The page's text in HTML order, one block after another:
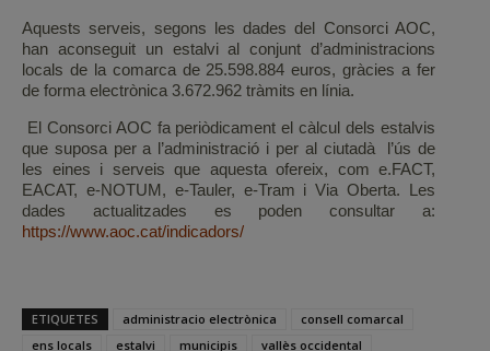
Aquests serveis, segons les dades del Consorci AOC,
han aconseguit un estalvi al conjunt d’administracions
locals de la comarca de 25.598.884 euros, gràcies a fer
de forma electrònica 3.672.962 tràmits en línia.
El Consorci AOC fa periòdicament el càlcul dels estalvis
que suposa per a l’administració i per al ciutadà l’ús de
les eines i serveis que aquesta ofereix, com e.FACT,
EACAT, e-NOTUM, e-Tauler, e-Tram i Via Oberta. Les
dades actualitzades es poden consultar a:
https://www.aoc.cat/indicadors/
ETIQUETES administracio electrònica
consell comarcal
ens locals
estalvi municipis vallès occidental